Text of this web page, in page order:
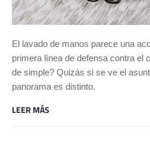
El lavado de manos parece una
primera línea de defensa contra el
de simple? Quizás si se ve el
panorama es distinto.
LEER MÁS